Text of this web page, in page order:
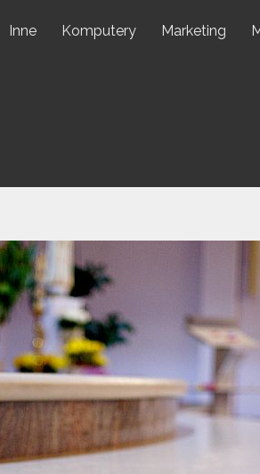
Inne Komputery Marketing